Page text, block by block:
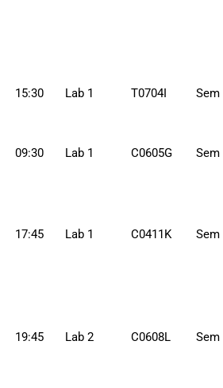
15:30 Lab 1 T0704I Sem
09:30 Lab 1 C0605G Sem
17:45 Lab 1 C0411K Sem
19:45 Lab 2 C0608L Sem